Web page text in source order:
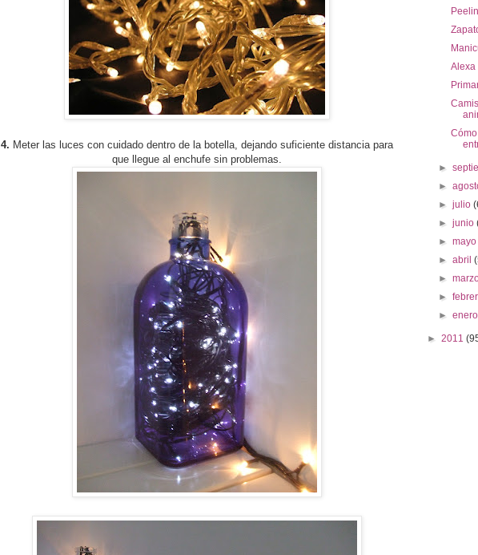
4. Meter las luces con cuidado dentro de la botella, dejando suficiente distancia para
que llegue al enchufe sin problemas.
Alexa
►
►
►julio
►junio
►
►abril
►
►
►
► 2011